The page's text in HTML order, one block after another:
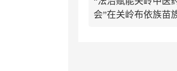
会”在关岭布依族苗